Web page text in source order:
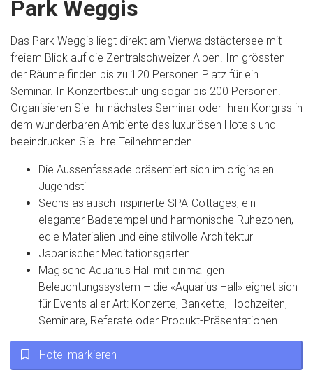
Park Weggis
Das Park Weggis liegt direkt am Vierwaldstädtersee mit
freiem Blick auf die Zentralschweizer Alpen. Im grössten
der Räume finden bis zu 120 Personen Platz für ein
Seminar. In Konzertbestuhlung sogar bis 200 Personen.
Organisieren Sie Ihr nächstes Seminar oder Ihren Kongrss in
dem wunderbaren Ambiente des luxuriösen Hotels und
beeindrucken Sie Ihre Teilnehmenden.
Die Aussenfassade präsentiert sich im originalen
Jugendstil
Sechs asiatisch inspirierte SPA-Cottages, ein
eleganter Badetempel und harmonische Ruhezonen,
edle Materialien und eine stilvolle Architektur
Japanischer Meditationsgarten
Magische Aquarius Hall mit einmaligen
Beleuchtungssystem – die «Aquarius Hall» eignet sich
für Events aller Art: Konzerte, Bankette, Hochzeiten,
Seminare, Referate oder Produkt-Präsentationen.
Hotel markieren